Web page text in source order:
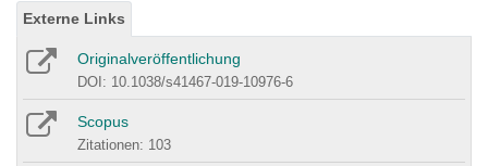
Externe Links
Originalveröffentlichung
DOI: 10.1038/s41467-019-10976-6
Scopus
Zitationen: 103